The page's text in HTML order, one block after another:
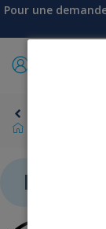
Pour une
Liste